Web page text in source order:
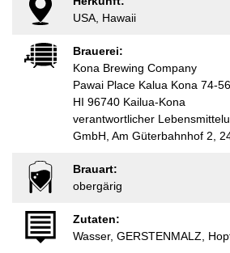
USA, Hawaii
Brauerei:
Kona Brewing Company
Pawai Place Kalua Kona 74-
HI 96740 Kailua-Kona
verantwortlicher
GmbH, Am Güterbahnhof 2,
Brauart:
obergärig
Zutaten:
Wasser, GERSTENMALZ,